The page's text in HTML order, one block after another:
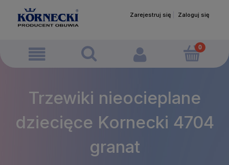
Zarejestruj się Zaloguj się
Trzewiki nieocieplane
dziecięce Kornecki 4704
granat